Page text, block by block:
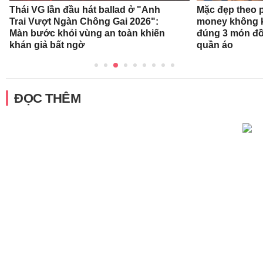
Thái VG lần đầu hát ballad ở "Anh
Trai Vượt Ngàn Chông Gai 2026":
Màn bước khỏi vùng an toàn khiến
khán giả bất ngờ
Mặc đẹp theo
money không
đúng 3 món
quần áo
ĐỌC THÊM